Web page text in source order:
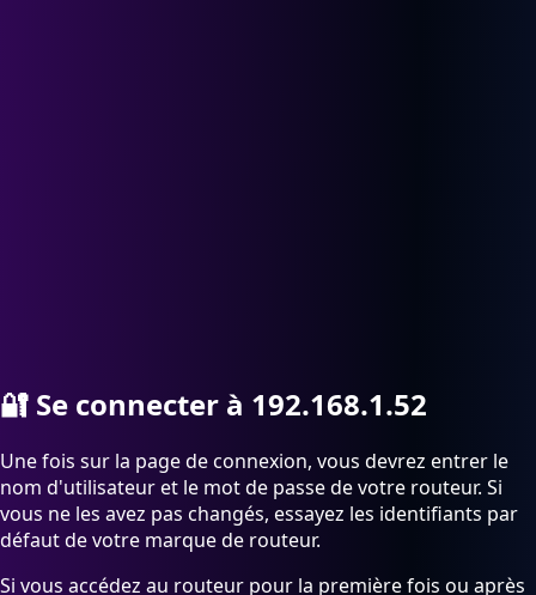
🔐 Se connecter à 192.168.1.52
Une fois sur la page de connexion, vous devrez entrer le
nom d'utilisateur et le mot de passe de votre routeur. Si
vous ne les avez pas changés, essayez les identifiants par
défaut de votre marque de routeur.
Si vous accédez au routeur pour la première fois ou après